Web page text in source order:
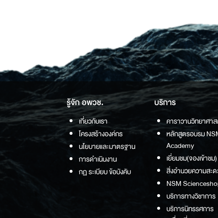
รู้จัก อพวช.
เกี่ยวกับเรา
โครงสร้างองค์กร
นโยบายและมาตรฐาน
การดำเนินงาน
กฏ ระเบียบ ข้อบังคับ
บริการ
คาราวานวิทยาศา
หลักสูตรอบรม
Academy
เยี่ยมชม(จองเข้าชม)
สิ่งอำนวยความสะ
NSM
บริการทางวิชาการ
บริการนิทรรศการ